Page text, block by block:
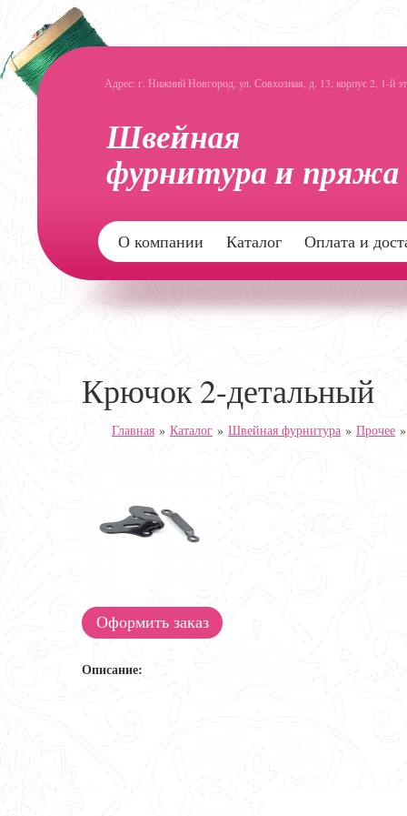
Адрес: г. Нижний Новгород, ул. Совхозная, д. 13, корпус 2, 1-й
О компании Каталог Оплата и
Крючок 2-детальный
Главная » Каталог » Швейная фурнитура » Прочее
Оформить заказ
Описание: